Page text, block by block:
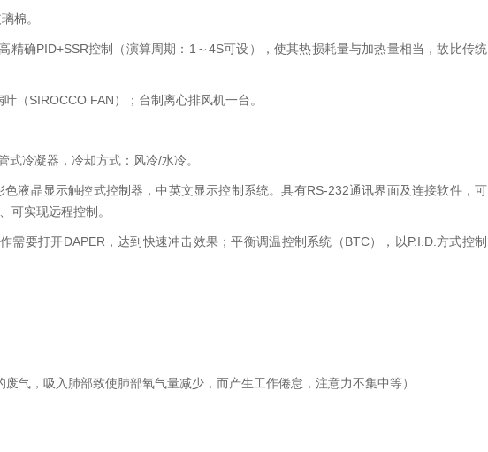
棉。
确PID+SSR控制（演算周期：1～4S可设），使其热损耗量与加热量相当，故比传统
（SIROCCO FAN）；台制离心排风机一台。
冷凝器，冷却方式：风冷/水冷。
液晶显示触控式控制器，中英文显示控制系统。具有RS-232通讯界面及连接软件，可
可实现远程控制。
要打开DAPER，达到快速冲击效果；平衡调温控制系统（BTC），以P.I.D.方式控制
气，吸入肺部致使肺部氧气量减少，而产生工作倦怠，注意力不集中等）